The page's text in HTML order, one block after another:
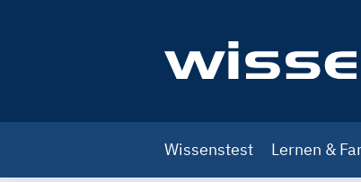
navigation
Wissenstest Lernen &